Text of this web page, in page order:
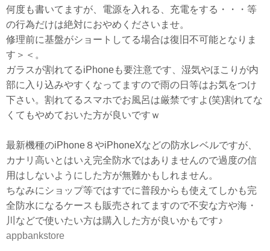
何度も書いてますが、電源を入れる、充電をする・・・等
の行為だけは絶対におやめくださいませ。
修理前に基盤がショートしてる場合は復旧不可能となりま
す＞＜。
ガラスが割れてるiPhoneも要注意です、湿気やほこりが内
部に入り込みやすくなってますので雨の日等はお気をつけ
下さい。割れてるスマホでお風呂は厳禁ですよ(笑)割れてな
くてもやめておいた方が良いですｗ
最新機種のiPhone８やiPhoneXなどの防水レベルですが、
カナリ高いとはいえ完全防水ではありませんので過度の信
用はしないようにした方が無難かもしれません。
ちなみにショップ等ではすでに普段からも使えてしかも完
全防水になるケースも販売されてますので不安な方や海・
川などで使いたい方は購入した方が良いかもです♪
appbankstore